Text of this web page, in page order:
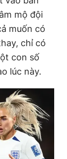
24.3.2020
Cấm sao
thuận bằng văn
mộ đội
muốn có
chỉ có
con số
lúc này.